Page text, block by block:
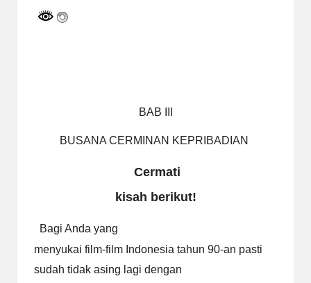
BAB III
BUSANA CERMINAN KEPRIBADIAN
Cermati
kisah berikut!
Bagi Anda yang
menyukai film-film Indonesia tahun 90-an pasti
sudah tidak asing lagi dengan